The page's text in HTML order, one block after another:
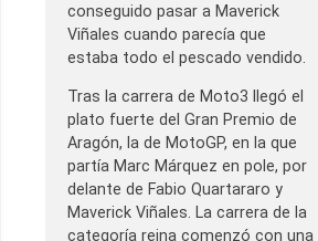
conseguido pasar a Maverick
Viñales cuando parecía que
estaba todo el pescado vendido.
Tras la carrera de Moto3 llegó el
plato fuerte del Gran Premio de
Aragón, la de MotoGP, en la que
partía Marc Márquez en pole, por
delante de Fabio Quartararo y
Maverick Viñales. La carrera de la
categoría reina comenzó con una